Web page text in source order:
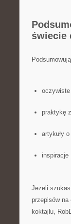
świecie
praktykę
artykuły
inspiracje
Jeżeli
przepisów
koktajlu,